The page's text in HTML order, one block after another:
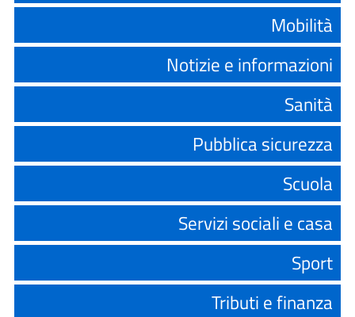
Mobilità
Notizie e informazioni
Sanità
Pubblica sicurezza
Scuola
Servizi sociali e casa
Sport
Tributi e finanza